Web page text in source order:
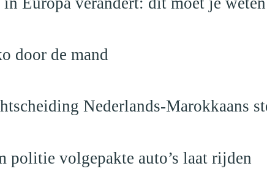
door de mand
Nederlands-Marokkaans
politie volgepakte auto’s laat rijden